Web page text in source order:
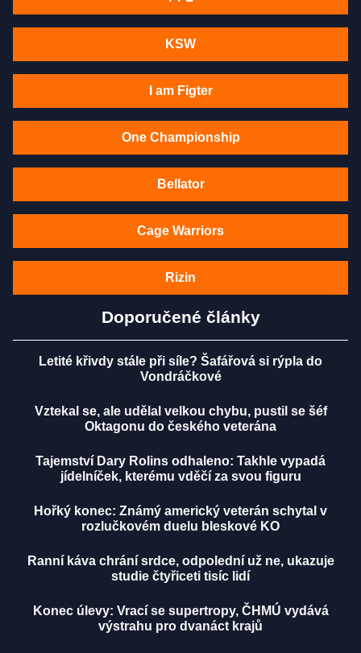
KSW
I am Figter
One Championship
Bellator
Cage Warriors
Rizin
Doporučené články
Letité křivdy stále při síle? Šafářová si rýpla do
Vondráčkové
Vztekal se, ale udělal velkou chybu, pustil se šéf
Oktagonu do českého veterána
Tajemství Dary Rolins odhaleno: Takhle vypadá
jídelníček, kterému vděčí za svou figuru
Hořký konec: Známý americký veterán schytal v
rozlučkovém duelu bleskové KO
Ranní káva chrání srdce, odpolední už ne, ukazuje
studie čtyřiceti tisíc lidí
Konec úlevy: Vrací se supertropy, ČHMÚ vydává
výstrahu pro dvanáct krajů